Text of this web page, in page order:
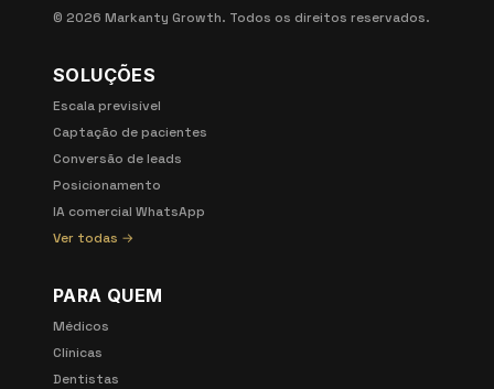
© 2026 Markanty Growth. Todos os direitos reservados.
SOLUÇÕES
Escala previsível
Captação de pacientes
Conversão de leads
Posicionamento
IA comercial WhatsApp
Ver todas →
PARA QUEM
Médicos
Clínicas
Dentistas